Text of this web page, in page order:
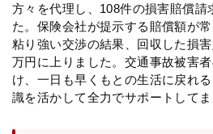
方々を代理し、108件の損害賠償請
た。保険会社が提示する賠償額が
粘り強い交渉の結果、回収した損
万円に上りました。交通事故被害
け、一日も早くもとの生活に戻れ
識を活かして全力でサポートしてま